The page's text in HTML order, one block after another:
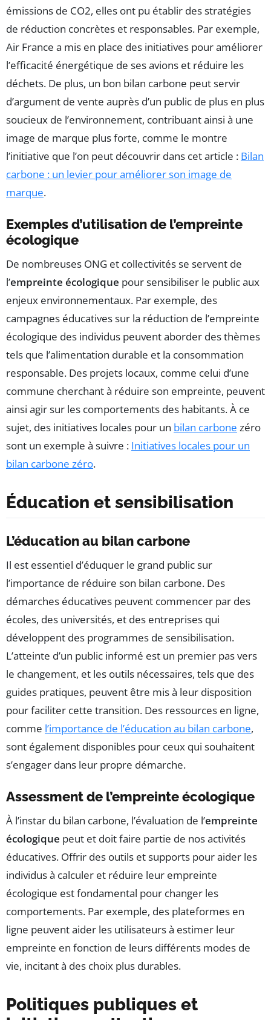
émissions de CO2, elles ont pu établir des stratégies
de réduction concrètes et responsables. Par exemple,
Air France a mis en place des initiatives pour améliorer
l’efficacité énergétique de ses avions et réduire les
déchets. De plus, un bon bilan carbone peut servir
d’argument de vente auprès d’un public de plus en plus
soucieux de l’environnement, contribuant ainsi à une
image de marque plus forte, comme le montre
l’initiative que l’on peut découvrir dans cet article : Bilan
carbone : un levier pour améliorer son image de
marque.
Exemples d’utilisation de l’empreinte
écologique
De nombreuses ONG et collectivités se servent de
l’empreinte écologique pour sensibiliser le public aux
enjeux environnementaux. Par exemple, des
campagnes éducatives sur la réduction de l’empreinte
écologique des individus peuvent aborder des thèmes
tels que l’alimentation durable et la consommation
responsable. Des projets locaux, comme celui d’une
commune cherchant à réduire son empreinte, peuvent
ainsi agir sur les comportements des habitants. À ce
sujet, des initiatives locales pour un bilan carbone zéro
sont un exemple à suivre : Initiatives locales pour un
bilan carbone zéro.
Éducation et sensibilisation
L’éducation au bilan carbone
Il est essentiel d’éduquer le grand public sur
l’importance de réduire son bilan carbone. Des
démarches éducatives peuvent commencer par des
écoles, des universités, et des entreprises qui
développent des programmes de sensibilisation.
L’atteinte d’un public informé est un premier pas vers
le changement, et les outils nécessaires, tels que des
guides pratiques, peuvent être mis à leur disposition
pour faciliter cette transition. Des ressources en ligne,
comme l’importance de l’éducation au bilan carbone,
sont également disponibles pour ceux qui souhaitent
s’engager dans leur propre démarche.
Assessment de l’empreinte écologique
À l’instar du bilan carbone, l’évaluation de l’empreinte
écologique peut et doit faire partie de nos activités
éducatives. Offrir des outils et supports pour aider les
individus à calculer et réduire leur empreinte
écologique est fondamental pour changer les
comportements. Par exemple, des plateformes en
ligne peuvent aider les utilisateurs à estimer leur
empreinte en fonction de leurs différents modes de
vie, incitant à des choix plus durables.
Politiques publiques et